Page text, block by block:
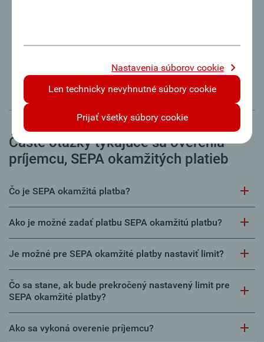
Oberbank nikdy nebude od vás vyžadovať dôverné
údaje (napr. heslá atď.).
Časté otázky týkajúce sa overenia
príjemcu, SEPA okamžitých platieb
Čo je SEPA okamžitá platba?
Ako je možné zadať platbu SEPA okamžitú platbu?
Je možné pre SEPA okamžité platby nastaviť limit?
Čo sa stane, ak bude prekročený nastavený limit pre
SEPA okamžité platby?
Ako sa vykoná overenie príjemcu?
Nastavenia súborov cookie
Len technicky nevyhnutné súbory cookie
Prijať všetky súbory cookie